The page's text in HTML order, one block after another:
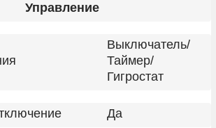
Управление
Выключатель/
Таймер/
Гигростат
Да